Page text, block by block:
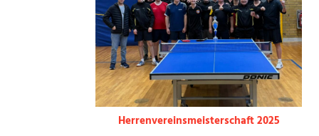
Herrenvereinsmeisterschaft 2025